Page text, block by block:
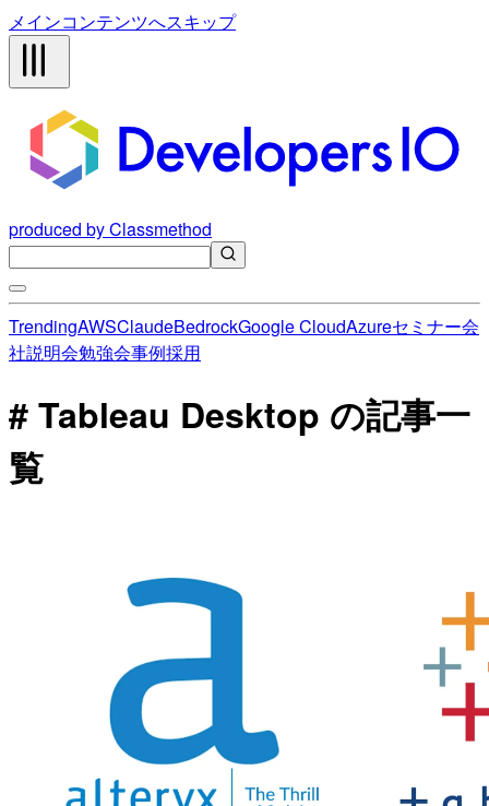
メインコンテンツへスキップ
produced by Classmethod
TrendingAWSClaudeBedrockGoogle CloudAzureセミナー会
社説明会勉強会事例採用
# Tableau Desktop の記事一
覧